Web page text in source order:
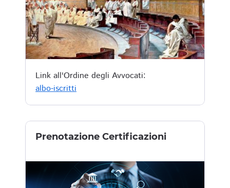
Link all'Ordine degli Avvocati:
albo-iscritti
Prenotazione Certificazioni